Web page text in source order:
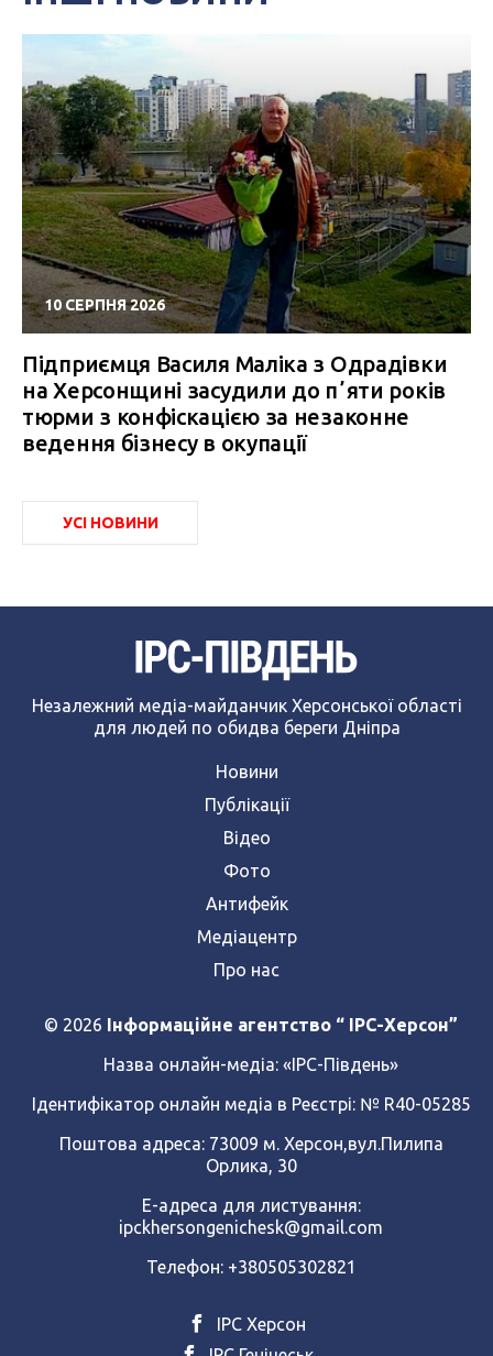
10 СЕРПНЯ 2026
Підприємця Василя Маліка з Одрадівки
на Херсонщині засудили до пʼяти років
тюрми з конфіскацією за незаконне
ведення бізнесу в окупації
УСІ НОВИНИ
Незалежний медіа-майданчик Херсонської області
для людей по обидва береги Дніпра
Новини
Публікації
Відео
Фото
Антифейк
Медіацентр
Про нас
© 2026 Інформаційне агентство “ IPC-Херсон”
Назва онлайн-медіа: «ІРС-Південь»
Ідентифікатор онлайн медіа в Реєстрі: № R40-05285
Поштова адреса: 73009 м. Херсон,вул.Пилипа
Орлика, 30
Е-адреса для листування:
ipckhersongenichesk@gmail.com
Телефон: +380505302821
ІРС Херсон